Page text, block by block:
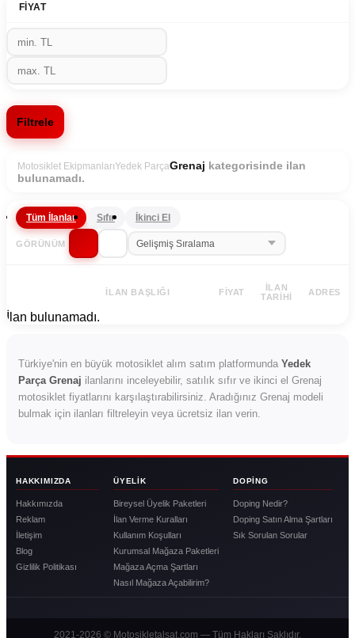
FIYAT
Filtrele
Motosiklet EkipmanlarıYedek ParçaGrenaj kategorisinde ilan
bulunamadı.
Tüm İlanlar Sıfır İkinci El
GÖRÜNÜM
İLAN BAŞLIĞI FIYAT
İLAN
TARIHI
ADRES
İlan bulunamadı.
Türkiye'nin en büyük motosiklet alım satım platformunda Yedek
Parça Grenaj ilanlarını inceleyebilir, satılık sıfır ve ikinci el Grenaj
motosiklet fiyatlarını karşılaştırabilirsiniz. Aradığınız Grenaj modeli
bulmak için ilanları filtreleyin veya ücretsiz ilan verin.
HAKKIMIZDA
Hakkımızda
Reklam
İletişim
Blog
Gizlilik Politikası
ÜYELIK
Bireysel Üyelik Paketleri
İlan Verme Kuralları
Kullanım Koşulları
Kurumsal Mağaza Paketleri
Mağaza Açma Şartları
Nasıl Mağaza Açabilirim?
DOPING
Doping Nedir?
Doping Satın Alma Şartları
Sık Sorulan Sorular
2021-2026 © Motosikletalsat.com — Tüm Hakları Saklıdır.